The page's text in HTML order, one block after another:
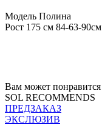
Модель Полина
Рост 175 см 84-63-90см
Вам может понравится
SOL RECOMMENDS
ПРЕДЗАКАЗ
ЭКСЛЮЗИВ